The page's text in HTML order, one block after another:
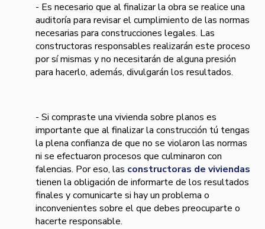
- Es necesario que al finalizar la obra se realice una
auditorí­a para revisar el cumplimiento de las normas
necesarias para construcciones legales. Las
constructoras responsables realizarán este proceso
por sí mismas y no necesitarán de alguna presión
para hacerlo, además, divulgarán los resultados.
- Si compraste una vivienda sobre planos es
importante que al finalizar la construcción tú tengas
la plena confianza de que no se violaron las normas
ni se efectuaron procesos que culminaron con
falencias. Por eso, las constructoras de viviendas
tienen la obligación de informarte de los resultados
finales y comunicarte si hay un problema o
inconvenientes sobre el que debes preocuparte o
hacerte responsable.